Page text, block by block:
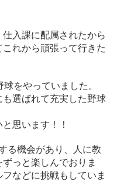
入課に配属されたから
れから頑張って行きた
をやっていました。
選ばれて充実した野球
思います！！
る機会があり、人に教
っと楽しんでおりま
などに挑戦もしていま